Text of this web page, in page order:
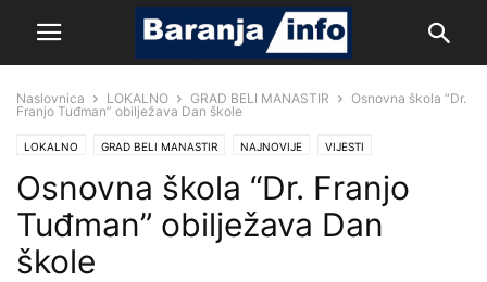
Naslovnica LOKALNO GRAD BELI MANASTIR
Osnovna škola “Dr.
Franjo Tuđman” obilježava Dan škole
LOKALNO GRAD BELI MANASTIR NAJNOVIJE VIJESTI
Osnovna škola “Dr. Franjo
Tuđman” obilježava Dan
škole